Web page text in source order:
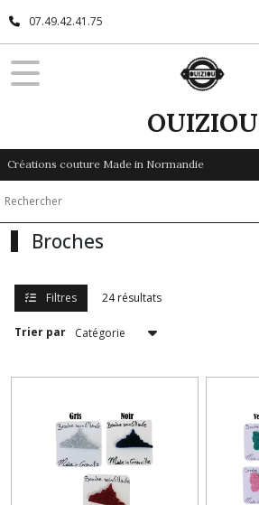
07.49.42.41.75
OUIZIOU
Créations couture Made in Normandie
Broches
Filtres 24 résultats
Trier par
Fermer
FILTRES
Bijoux
Boucles
d'Oreilles
Bracelets
(10)